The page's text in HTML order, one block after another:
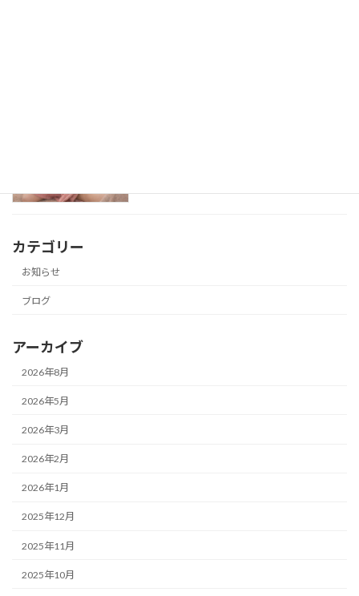
カテゴリー
お知らせ
ブログ
アーカイブ
2026年8月
2026年5月
2026年3月
2026年2月
2026年1月
2025年12月
2025年11月
2025年10月